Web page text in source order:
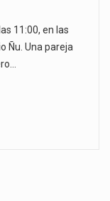
11:00, en las
Ñu. Una pareja